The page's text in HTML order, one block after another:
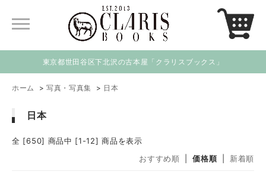
東京都世田谷区下北沢の古本屋「クラリスブックス」
ホーム > 写真・写真集 > 日本
日本
全 [650] 商品中 [1-12] 商品を表示
おすすめ順
価格順 新着順